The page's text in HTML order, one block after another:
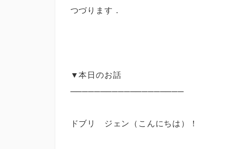
つづります．
▼本日のお話
───────────────────
ドブリ ジェン（こんにちは）！